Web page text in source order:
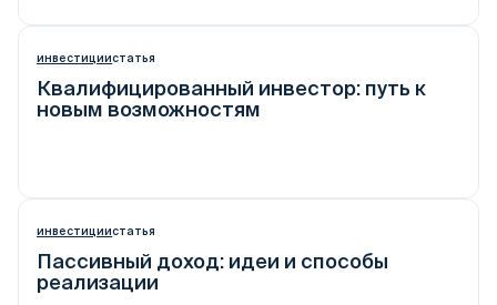
инвестициистатья
Квалифицированный инвестор: путь к
новым возможностям
инвестициистатья
Пассивный доход: идеи и способы
реализации